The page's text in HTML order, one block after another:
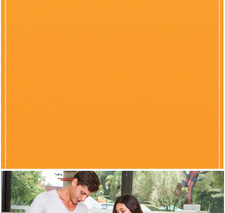
Previous